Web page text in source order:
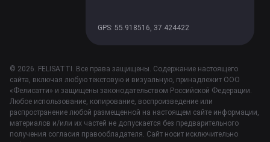
GPS: 55.918516, 37.424422
© 2026. FELISATTI. Все права защищены. Содержание настоящего
сайта, включая любую текстовую и визуальную, принадлежит ООО
«Фелисатти» и защищены законодательством Российской Федерации.
Любое использование, копирование, воспроизведение или
распространение любой размещенной на настоящем сайте информации,
материалов и/или их частей не допускается без предварительного
получения согласия правообладателя. Сайт носит исключительно